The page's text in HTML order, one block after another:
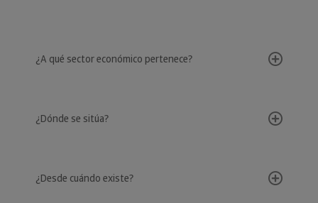
¿A qué sector económico pertenece?
¿Dónde se sitúa?
¿Desde cuándo existe?